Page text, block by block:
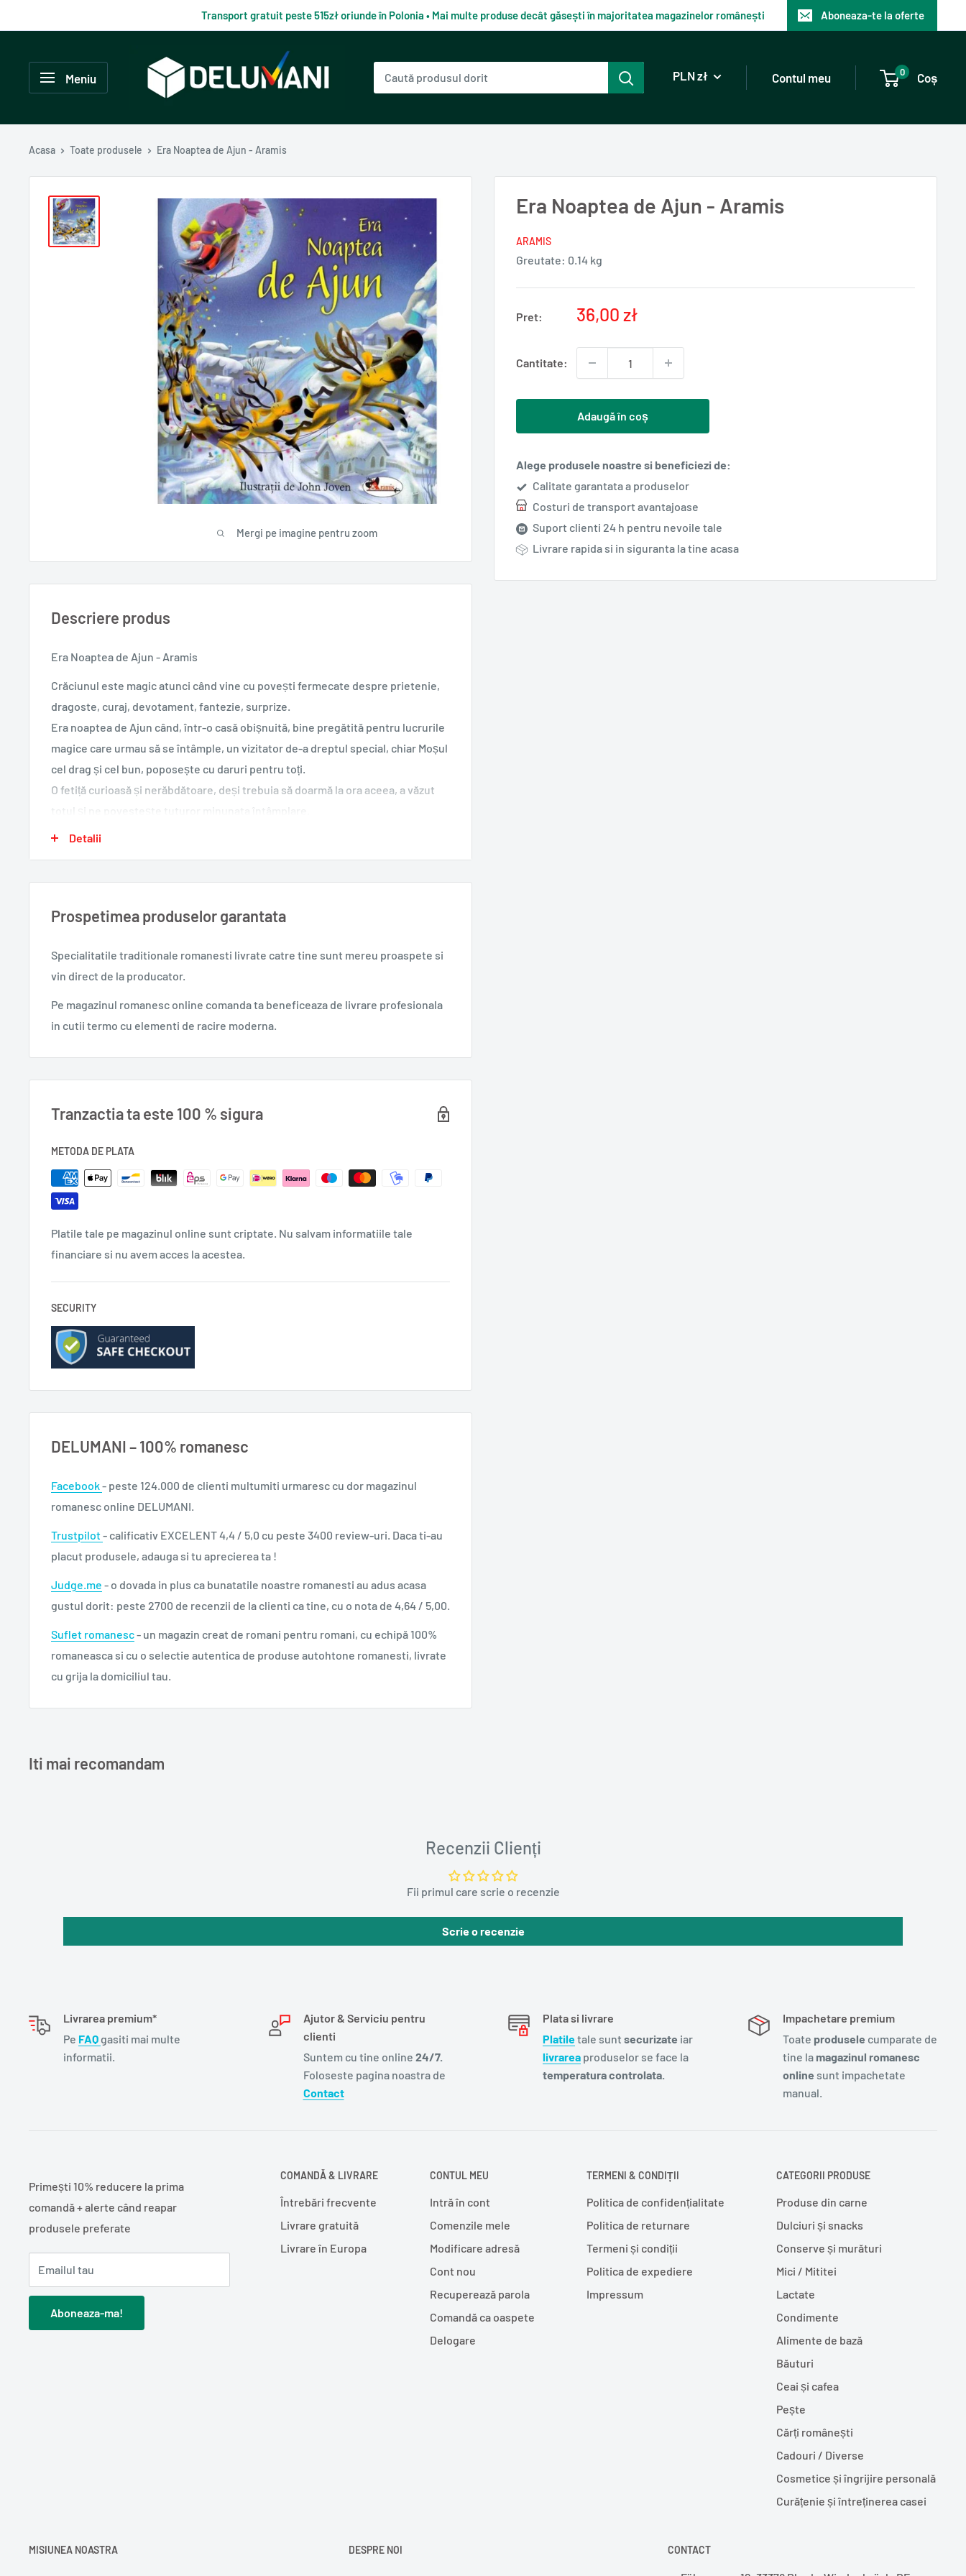
te
continut
Transport gratuit peste 515zł oriunde în Polonia • Mai multe produse decât găsești în majoritatea magazinelor românești Aboneaza-te la oferte
Meniu
Delumani
Magazin
PLN zł Contul meu 0 Coș
Acasa Toate produsele Era Noaptea de Ajun - Aramis
Mergi pe imagine pentru zoom
Era Noaptea de Ajun - Aramis
ARAMIS
Greutate: 0.14 kg
Pret:
Pret
36,00 zł
Cantitate:
Adaugă în coș
Alege produsele noastre si beneficiezi de:
Calitate garantata a produselor
Costuri de transport avantajoase
Suport clienti 24 h pentru nevoile tale
Livrare rapida si in siguranta la tine acasa
Descriere produs
Era Noaptea de Ajun - Aramis
Crăciunul este magic atunci când vine cu povești fermecate despre prietenie,
dragoste, curaj, devotament, fantezie, surprize.
Era noaptea de Ajun când, într-o casă obișnuită, bine pregătită pentru lucrurile
magice care urmau să se întâmple, un vizitator de-a dreptul special, chiar Moșul
cel drag și cel bun, poposește cu daruri pentru toți.
O fetiță curioasă și nerăbdătoare, deși trebuia să doarmă la ora aceea, a văzut
Tip coperta: brosata
Traducator: Sorin Ivan
Editura: Aramis
An aparitie: 2019
Format: 23x23
Detalii
Prospetimea produselor garantata
Specialitatile traditionale romanesti livrate catre tine sunt mereu proaspete si
vin direct de la producator.
Pe magazinul romanesc online comanda ta beneficeaza de livrare profesionala
in cutii termo cu elementi de racire moderna.
Tranzactia ta este 100 % sigura
METODA DE PLATA
Platile tale pe magazinul online sunt criptate. Nu salvam informatiile tale
financiare si nu avem acces la acestea.
SECURITY
DELUMANI – 100% romanesc
Facebook- peste 124.000 de clienti multumiti urmaresc cu dor magazinul
romanesc online DELUMANI.
Trustpilot- calificativ EXCELENT 4,4 / 5,0 cu peste 3400 review-uri. Daca ti-au
placut produsele, adauga si tu aprecierea ta !
Judge.me - o dovada in plus ca bunatatile noastre romanesti au adus acasa
gustul dorit: peste 2700 de recenzii de la clienti ca tine, cu o nota de 4,64 / 5,00.
Suflet romanesc- un magazin creat de romani pentru romani, cu echipă 100%
romaneasca si cu o selectie autentica de produse autohtone romanesti, livrate
cu grija la domiciliul tau.
Iti mai recomandam
Recenzii Clienți
Fii primul care scrie o recenzie
Scrie o recenzie
Livrarea premium*
Pe FAQ gasiti mai multe
informatii.
Ajutor & Serviciu pentru
clienti
Suntem cu tine online 24/7.
Foloseste pagina noastra de
Contact
Plata si livrare
Platiletale sunt securizate iar
livrarea produselor se face la
temperatura controlata.
Impachetare premium
Toate produsele cumparate de
tine lamagazinul romanesc
online sunt impachetate
manual.
Primești 10% reducere la prima
comandă + alerte când reapar
produsele preferate
Emailul tau
Aboneaza-ma!
COMANDĂ & LIVRARE
Întrebări frecvente
Livrare gratuită
Livrare în Europa
CONTUL MEU
Intră în cont
Comenzile mele
Modificare adresă
Cont nou
Recuperează parola
Comandă ca oaspete
Delogare
TERMENI & CONDIȚII
Politica de confidențialitate
Politica de returnare
Termeni și condiții
Politica de expediere
Impressum
CATEGORII PRODUSE
Produse din carne
Dulciuri și snacks
Conserve și murături
Mici / Mititei
Lactate
Condimente
Alimente de bază
Băuturi
Ceai și cafea
Pește
Cărți românești
Cadouri / Diverse
Cosmetice și îngrijire personală
Curățenie și întreținerea casei
MISIUNEA NOASTRA DESPRE NOI CONTACT